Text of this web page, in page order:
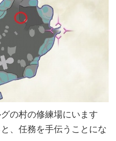
の村の修練場にいます
、任務を手伝うことにな